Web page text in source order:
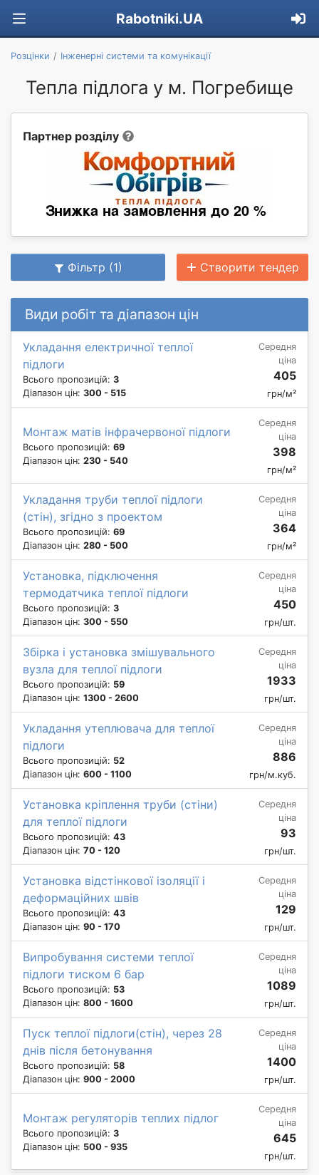
Rabotniki.UA
Розцінки Інженерні системи та комунікації
Тепла підлога у м. Погребище
Партнер розділу
Фільтр (1) Створити тендер
Види робіт та діапазон цін
Укладання електричної теплої
підлоги
Всього пропозицій: 3
Діапазон цін: 300 - 515
Середня
ціна
405
грн/м²
Монтаж матів інфрачервоної підлоги
Всього пропозицій: 69
Діапазон цін: 230 - 540
Середня
ціна
398
грн/м²
Укладання труби теплої підлоги
(стін), згідно з проектом
Всього пропозицій: 69
Діапазон цін: 280 - 500
Середня
ціна
364
грн/м²
Установка, підключення
термодатчика теплої підлоги
Всього пропозицій: 3
Діапазон цін: 300 - 550
Середня
ціна
450
грн/шт.
Збірка і установка змішувального
вузла для теплої підлоги
Всього пропозицій: 59
Діапазон цін: 1300 - 2600
Середня
ціна
1933
грн/шт.
Укладання утеплювача для теплої
підлоги
Всього пропозицій: 52
Діапазон цін: 600 - 1100
Середня
ціна
886
грн/м.куб.
Установка кріплення труби (стіни)
для теплої підлоги
Всього пропозицій: 43
Діапазон цін: 70 - 120
Середня
ціна
93
грн/шт.
Установка відстінкової ізоляції і
деформаційних швів
Всього пропозицій: 43
Діапазон цін: 90 - 170
Середня
ціна
129
грн/шт.
Випробування системи теплої
підлоги тиском 6 бар
Всього пропозицій: 53
Діапазон цін: 800 - 1600
Середня
ціна
1089
грн/шт.
Пуск теплої підлоги(стін), через 28
днів після бетонування
Всього пропозицій: 58
Діапазон цін: 900 - 2000
Середня
ціна
1400
грн/шт.
Монтаж регуляторів теплих підлог
Всього пропозицій: 3
Діапазон цін: 500 - 935
Середня
ціна
645
грн/шт.